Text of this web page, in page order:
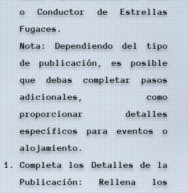
o Conductor de Estrellas
Fugaces.
Nota: Dependiendo del tipo
de publicación, es posible
que debas completar pasos
adicionales, como
proporcionar detalles
específicos para eventos o
alojamiento.
Completa los Detalles de la
Publicación: Rellena los